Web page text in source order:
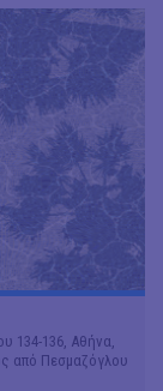
134-136, Αθήνα,
από Πεσμαζόγλου